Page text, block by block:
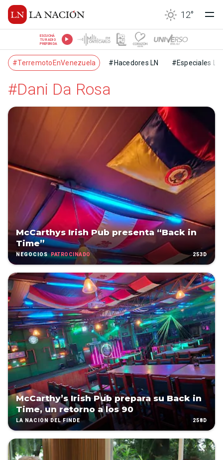
12°
ESCUCHÁ
TU RADIO
PREFERIDA
#TerremotoEnVenezuela #Hacedores LN #Especiales LN
#Dani Da Rosa
McCarthys Irish Pub presenta “Back in
Time”
NEGOCIOS PATROCINADO 253D
McCarthy’s Irish Pub prepara su Back in
Time, un retorno a los 90
LA NACIÓN DEL FINDE 258D